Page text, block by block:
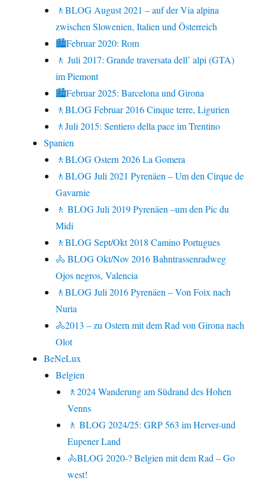
🚶BLOG August 2021 – auf der Via alpina
zwischen Slowenien, Italien und Österreich
🏙Februar 2020: Rom
🚶 Juli 2017: Grande traversata dell’ alpi (GTA)
im Piemont
🏙Februar 2025: Barcelona und Girona
🚶BLOG Februar 2016 Cinque terre, Ligurien
🚶Juli 2015: Sentiero della pace im Trentino
Spanien
🚶BLOG Ostern 2026 La Gomera
🚶BLOG Juli 2021 Pyrenäen – Um den Cirque de
Gavarnie
🚶 BLOG Juli 2019 Pyrenäen –um den Pic du
Midi
🚶BLOG Sept/Okt 2018 Camino Portugues
🚴 BLOG Okt/Nov 2016 Bahntrassenradweg
Ojos negros, Valencia
🚶BLOG Juli 2016 Pyrenäen – Von Foix nach
Nuria
🚴2013 – zu Ostern mit dem Rad von Girona nach
Olot
BeNeLux
Belgien
🚶2024 Wanderung am Südrand des Hohen
Venns
🚶 BLOG 2024/25: GRP 563 im Herver-und
Eupener Land
🚴BLOG 2020-? Belgien mit dem Rad – Go
west!